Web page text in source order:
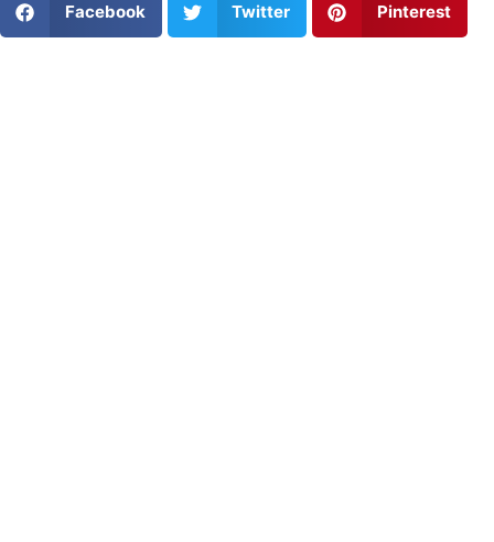
Facebook Twitter Pinterest